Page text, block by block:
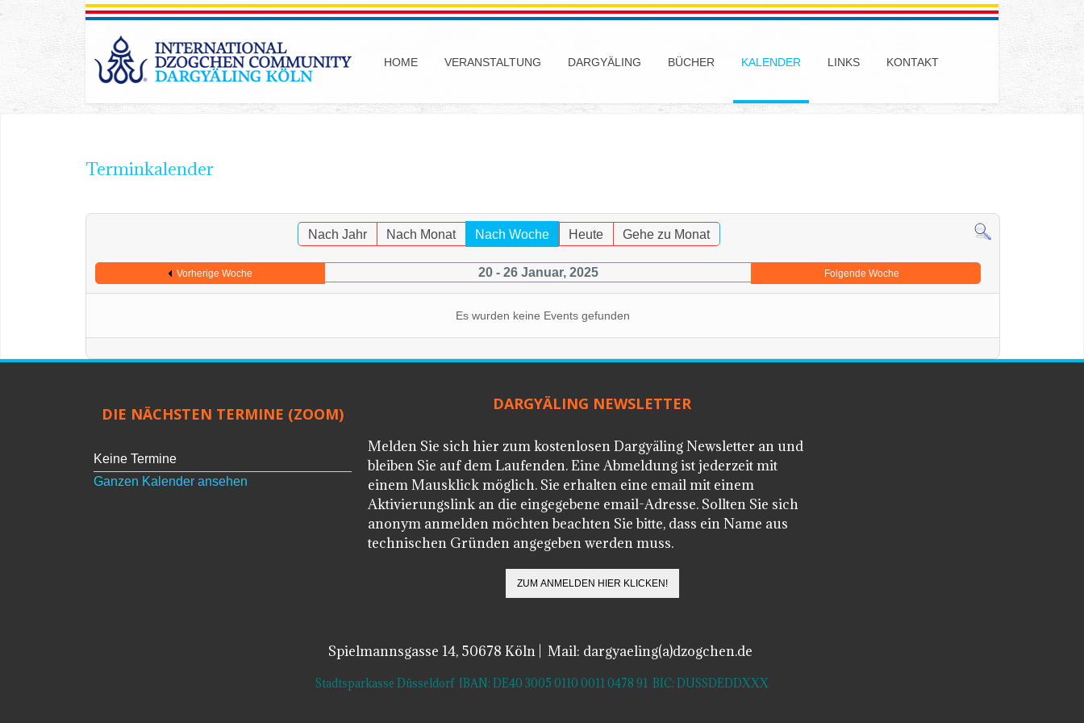
HOME VERANSTALTUNG DARGYÄLING BÜCHER KALENDER LINKS KONTAKT
Terminkalender
Nach Jahr Nach Monat Nach Woche Heute Gehe zu Monat
Vorherige Woche 20 - 26 Januar, 2025 Folgende Woche
Es wurden keine Events gefunden
DIE NÄCHSTEN TERMINE (ZOOM)
Keine Termine
Ganzen Kalender ansehen
DARGYÄLING NEWSLETTER
Melden Sie sich hier zum kostenlosen Dargyäling Newsletter an und
bleiben Sie auf dem Laufenden. Eine Abmeldung ist jederzeit mit
einem Mausklick möglich. Sie erhalten eine email mit einem
Aktivierungslink an die eingegebene email-Adresse. Sollten Sie sich
anonym anmelden möchten beachten Sie bitte, dass ein Name aus
technischen Gründen angegeben werden muss.
Spielmannsgasse 14, 50678 Köln | Mail: dargyaeling(a)dzogchen.de
Stadtsparkasse Düsseldorf IBAN: DE40 3005 0110 0011 0478 91 BIC: DUSSDEDDXXX